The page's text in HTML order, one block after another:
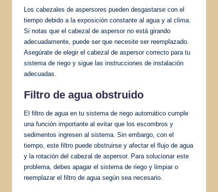
Los cabezales de aspersores pueden desgastarse con el
tiempo debido a la exposición constante al agua y al clima.
Si notas que el cabezal de aspersor no está girando
adecuadamente, puede ser que necesite ser reemplazado.
Asegúrate de elegir el cabezal de aspersor correcto para tu
sistema de riego y sigue las instrucciones de instalación
adecuadas.
Filtro de agua obstruido
El filtro de agua en tu sistema de riego automático cumple
una función importante al evitar que los escombros y
sedimentos ingresen al sistema. Sin embargo, con el
tiempo, este filtro puede obstruirse y afectar el flujo de agua
y la rotación del cabezal de aspersor. Para solucionar este
problema, debes apagar el sistema de riego y limpiar o
reemplazar el filtro de agua según sea necesario.